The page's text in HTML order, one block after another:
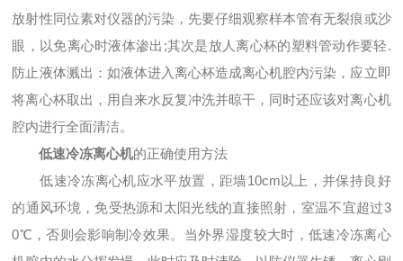
放射性同位素对仪器的污染，先要仔细观察样本管有无裂痕或沙
眼，以免离心时液体渗出;其次是放人离心杯的塑料管动作要轻.
防止液体溅出：如液体进入离心杯造成离心机腔内污染，应立即
将离心杯取出，用自来水反复冲洗并晾干，同时还应该对离心机
腔内进行全面清洁。
低速冷冻离心机的正确使用方法
低速冷冻离心机应水平放置，距墙10cm以上，并保持良好
的通风环境，免受热源和太阳光线的直接照射，室温不宜超过3
0℃，否则会影响制冷效果。当外界湿度较大时，低速冷冻离心